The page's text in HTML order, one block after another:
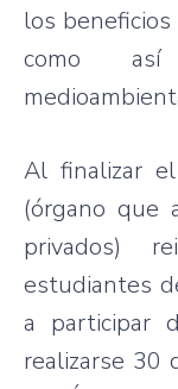
los beneficios
como
así
Alfinalizar
(órgano que
privados)
estudiantes
a participar
realizarse 30